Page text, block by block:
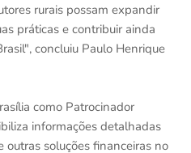
rurais possam expandir
práticas e contribuir ainda
concluiu Paulo Henrique
como Patrocinador
informações detalhadas
outras soluções financeiras no